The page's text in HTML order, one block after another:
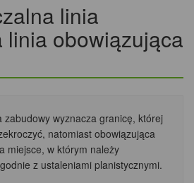
linia
linia obowiązująca
zabudowy wyznacza granicę, której
natomiast obowiązująca
miejsce, w którym należy
z ustaleniami planistycznymi.